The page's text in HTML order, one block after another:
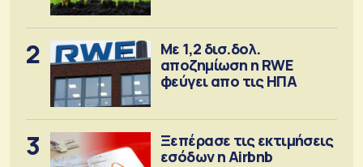
2
Με 1,2 δισ.δολ.
αποζημίωση η RWE
φεύγει απο τις ΗΠΑ
3
Ξεπέρασε τις εκτιμήσεις
εσόδων η Airbnb